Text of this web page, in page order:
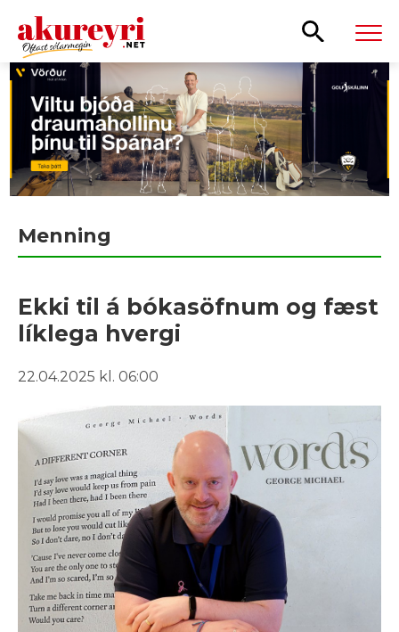
Leita
Menning
Ekki til á bókasöfnum og fæst
líklega hvergi
22.04.2025 kl. 06:00